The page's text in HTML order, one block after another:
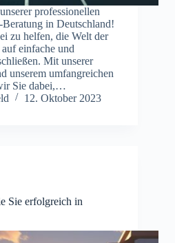
professionellen
in Deutschland!
zu helfen, die Welt der
einfache und
Mit unserer
unserem umfangreichen
Sie dabei,…
12. Oktober 2023
Sie erfolgreich in